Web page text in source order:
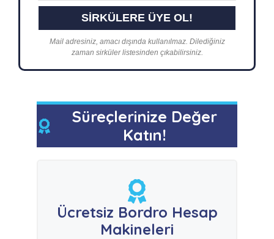
Mail adresiniz, amacı dışında kullanılmaz. Dilediğiniz
zaman sirküler listesinden çıkabilirsiniz.
Süreçlerinize Değer
Katın!
Ücretsiz Bordro Hesap
Makineleri